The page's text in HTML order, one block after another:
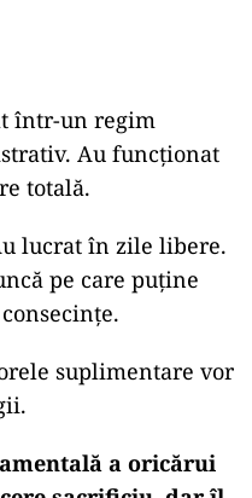
într-un regim
Au funcționat
totală.
lucrat în zile libere.
pe care puține
suplimentare vor
a oricărui